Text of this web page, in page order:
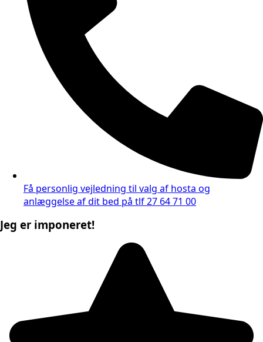
Få personlig vejledning til valg af hosta og
anlæggelse af dit bed på tlf 27 64 71 00
Jeg er imponeret!